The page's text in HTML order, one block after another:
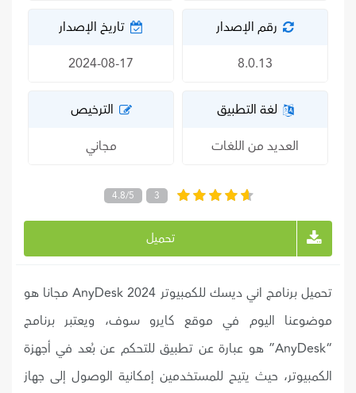
رقم الإصدار
8.0.13
تاريخ الإصدار
2024-08-17
لغة التطبيق
العديد من اللغات
الترخيص
مجاني
4.8/5 3
تحميل
تحميل برنامج اني ديسك للكمبيوتر 2024 AnyDesk مجانا هو
موضوعنا اليوم في موقع كايرو سوف، ويعتبر برنامج
“AnyDesk” هو عبارة عن تطبيق للتحكم عن بُعد في أجهزة
الكمبيوتر، حيث يتيح للمستخدمين إمكانية الوصول إلى جهاز